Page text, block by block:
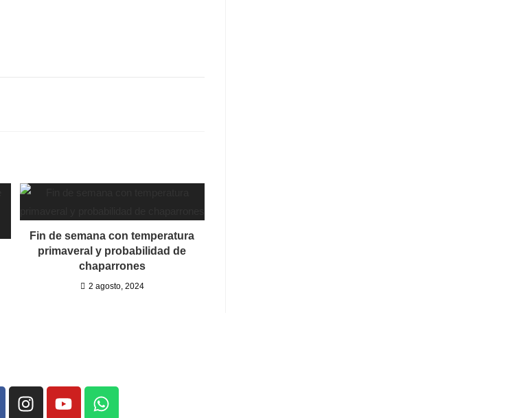
Fin de semana con temperatura
primaveral y probabilidad de
chaparrones
2 agosto, 2024